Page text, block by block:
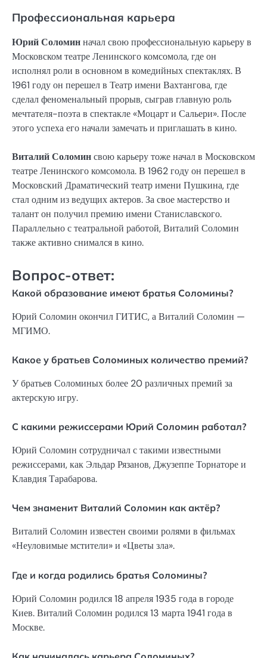
Профессиональная карьера
Юрий Соломинначал свою профессиональную карьеру в
Московском театре Ленинского комсомола, где он
исполнял роли в основном в комедийных спектаклях. В
1961 году он перешел в Театр имени Вахтангова, где
сделал феноменальный прорыв, сыграв главную роль
мечтателя-поэта в спектакле «Моцарт и Сальери». После
этого успеха его начали замечать и приглашать в кино.
Виталий Соломинсвою карьеру тоже начал в Московском
театре Ленинского комсомола. В 1962 году он перешел в
Московский Драматический театр имени Пушкина, где
стал одним из ведущих актеров. За свое мастерство и
талант он получил премию имени Станиславского.
Параллельно с театральной работой, Виталий Соломин
также активно снимался в кино.
Вопрос-ответ:
Какой образование имеют братья Соломины?
Юрий Соломин окончил ГИТИС, а Виталий Соломин —
МГИМО.
Какое у братьев Соломиных количество премий?
У братьев Соломиных более 20 различных премий за
актерскую игру.
С какими режиссерами Юрий Соломин работал?
Юрий Соломин сотрудничал с такими известными
режиссерами, как Эльдар Рязанов, Джузеппе Торнаторе и
Клавдия Тарабарова.
Чем знаменит Виталий Соломин как актёр?
Виталий Соломин известен своими ролями в фильмах
«Неуловимые мстители» и «Цветы зла».
Где и когда родились братья Соломины?
Юрий Соломин родился 18 апреля 1935 года в городе
Киев. Виталий Соломин родился 13 марта 1941 года в
Москве.